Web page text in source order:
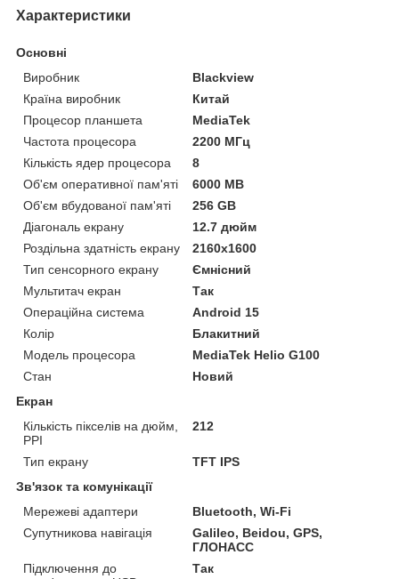
Характеристики
Основні
Виробник
Blackview
Країна виробник
Китай
Процесор планшета
MediaTek
Частота процесора
2200 МГц
Кількість ядер процесора
8
Об'єм оперативної пам'яті
6000 MB
Об'єм вбудованої пам'яті
256 GB
Діагональ екрану
12.7 дюйм
Роздільна здатність екрану
2160x1600
Тип сенсорного екрану
Ємнісний
Мультитач екран
Так
Операційна система
Android 15
Колір
Блакитний
Модель процесора
MediaTek Helio G100
Стан
Новий
Екран
Кількість пікселів на дюйм,
PPI
212
Тип екрану
TFT IPS
Зв'язок та комунікації
Мережеві адаптери
Bluetooth, Wi-Fi
Супутникова навігація
Galileo, Beidou, GPS,
ГЛОНАСС
Підключення до
Так